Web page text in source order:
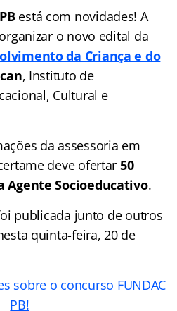
está com novidades! A
o novo edital da
da Criança e do
, Instituto de
Cultural e
da assessoria em
deve ofertar 50
Agente Socioeducativo.
publicada junto de outros
quinta-feira, 20 de
sobre o concurso FUNDAC
PB!